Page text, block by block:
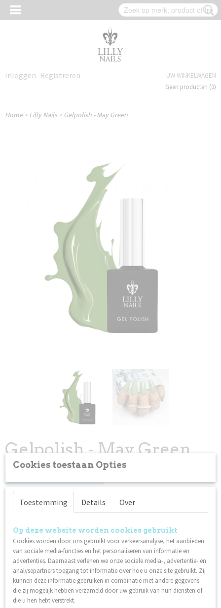
Inloggen Registreren
UW WINKELWAGEN
Geen producten (0)
Home>Lilly Nails> Gelpolish - May Green
Gelpolish - May Green
Op voorraad
Specificaties
Productcode
96037
Netto gewicht
0,06 Kg
Omschrijving
Uithardingstijd:
40 seconden in een LED/UV-lamp
2 minuten in een 36W fluorescerende UV-lamp
Cookies toestaan Opties
Toestemming Details Over
Op deze website worden cookies gebruikt
Cookies worden door ons gebruikt voor verkeersanalyse, het aanbieden
van sociale media-functies en het personaliseren van informatie en
advertenties. Daarnaast verlenen we onze sociale media-, advertentie- en
analysepartners toegang tot informatie over hoe u onze site gebruikt. Zij
kunnen deze informatie gebruiken in combinatie met andere gegevens
die zij mogelijk hebben verzameld door uw gebruik van hun diensten of
die u hen hebt verstrekt.